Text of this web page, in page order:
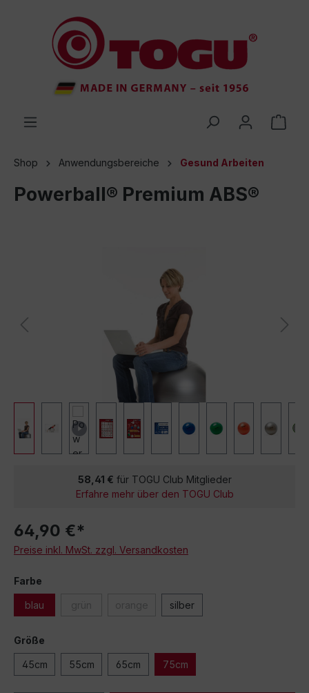
springen
Shop Anwendungsbereiche Gesund Arbeiten
Powerball® Premium ABS®
58,41 € für TOGU Club Mitglieder
Erfahre mehr über den TOGU Club
64,90 €*
Preise inkl. MwSt. zzgl. Versandkosten
Farbe
blau silber
Größe
45cm 55cm 65cm 75cm